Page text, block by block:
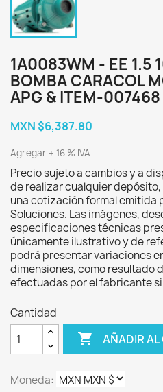
1A0083WM - EE 1.5
BOMBA CARACOL
APG & ITEM-007468
MXN $6,387.80
Agregar + 16 % IVA
Precio sujeto a cambios y a
de realizar cualquier
una cotización formal emitida
Soluciones. Las imágenes,
especificaciones técnicas
únicamente ilustrativo y de
podrá presentar variaciones
dimensiones, como resultado
efectuadas por el fabricante
Cantidad
 AÑADIR AL
Moneda: